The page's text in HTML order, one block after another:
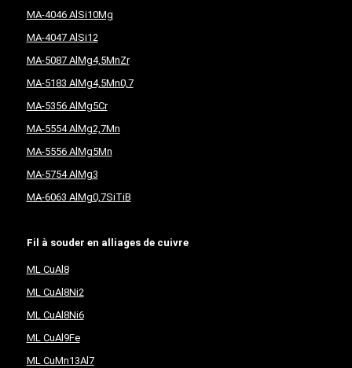
MA-4046 AlSi10Mg
MA-4047 AlSi12
MA-5087 AlMg4,5MnZr
MA-5183 AlMg4,5Mn0,7
MA-5356 AlMg5Cr
MA-5554 AlMg2,7Mn
MA-5556 AlMg5Mn
MA-5754 AlMg3
MA-6063 AlMg0,7SiTiB
Fil à souder en alliages de cuivre
ML CuAl8
ML CuAl8Ni2
ML CuAl8Ni6
ML CuAl9Fe
ML CuMn13Al7